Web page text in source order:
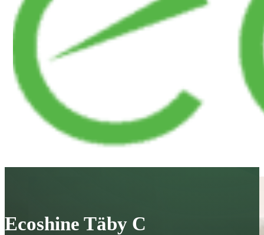
Ecoshine Täby C